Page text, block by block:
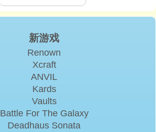
新游戏
Renown
Xcraft
ANVIL
Kards
Vaults
Battle For The Galaxy
Deadhaus Sonata